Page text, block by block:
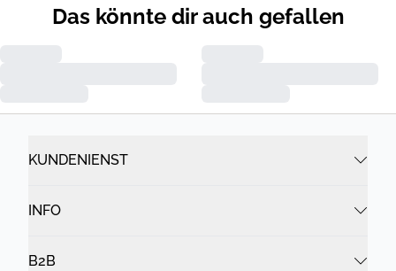
Das könnte dir auch gefallen
KUNDENIENST
INFO
B2B